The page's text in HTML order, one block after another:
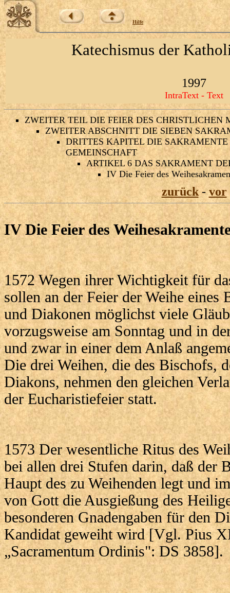
Hilfe
Katechismus der
1997
IntraText - Text
ZWEITER TEIL DIE FEIER DES CHRISTLICHEN
ZWEITER ABSCHNITT DIE SIEBEN
DRITTES KAPITEL DIE SAKRAMENTE
GEMEINSCHAFT
ARTIKEL 6 DAS SAKRAMENT
IV Die Feier des
zurück-vor
IV Die Feier des
1572 Wegen ihrer Wichtigkeit für
sollen an der Feier der Weihe eines
und Diakonen möglichst viele
vorzugsweise am Sonntag und in
und zwar in einer dem Anlaß
Die drei Weihen, die des Bischofs,
Diakons, nehmen den gleichen
der Eucharistiefeier statt.
1573 Der wesentliche Ritus des
bei allen drei Stufen darin, daß der
Haupt des zu Weihenden legt und
von Gott die Ausgießung des
besonderen Gnadengaben für den
Kandidat geweiht wird [Vgl. Pius
„Sacramentum Ordinis": DS 3858].